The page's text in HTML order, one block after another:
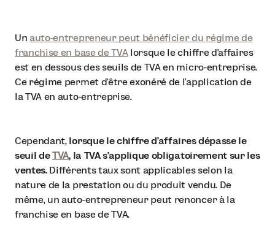
Un auto-entrepreneur peut bénéficier du régime de
franchise en base de TVAlorsque le chiffre d’affaires
est en dessous des seuils de TVA en micro-entreprise.
Ce régime permet d’être exonéré de l’application de
la TVA en auto-entreprise.
Cependant, lorsque le chiffre d’affaires dépasse le
seuil deTVA, la TVA s’applique obligatoirement sur les
ventes.Différents taux sont applicables selon la
nature de la prestation ou du produit vendu. De
même, un auto-entrepreneur peut renoncer à la
franchise en base de TVA.